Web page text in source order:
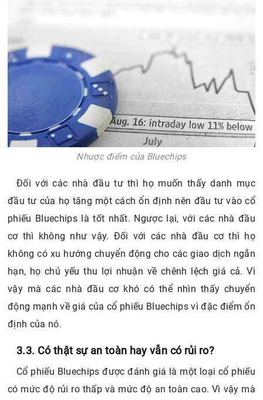
Nhược điểm của Bluechips
Đối với các nhà đầu tư thì họ muốn thấy danh mục
đầu tư của họ tăng một cách ổn định nên đầu tư vào cổ
phiếu Bluechips là tốt nhất. Ngược lại, với các nhà đầu
cơ thì không như vậy. Đối với các nhà đầu cơ thì họ
không có xu hướng chuyển động cho các giao dịch ngắn
hạn, họ chủ yếu thu lợi nhuận về chênh lệch giá cả. Vì
vậy mà các nhà đầu cơ khó có thể nhìn thấy chuyển
động mạnh về giá của cổ phiếu Bluechips vì đặc điểm ổn
định của nó.
3.3. Có thật sự an toàn hay vẫn có rủi ro?
Cổ phiếu Bluechips được đánh giá là một loại cổ phiếu
có mức độ rủi ro thấp và mức độ an toàn cao. Vì vậy mà